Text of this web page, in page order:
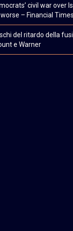
civil war over
– Financial Times
del ritardo della
e Warner